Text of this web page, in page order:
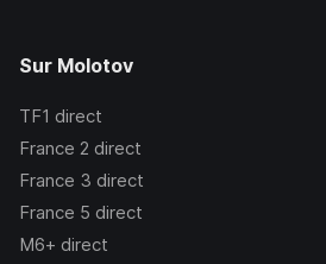
Sur Molotov
TF1 direct
France 2 direct
France 3 direct
France 5 direct
M6+ direct